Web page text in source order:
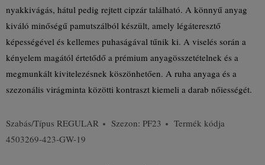
nyakkivágás, hátul pedig rejtett cipzár található. A könnyű anyag
kiváló minőségű pamutszálból készült, amely légáteresztő
képességével és kellemes puhaságával tűnik ki. A viselés során a
kényelem magától értetődő a prémium anyagösszetételnek és a
megmunkált kivitelezésnek köszönhetően. A ruha anyaga és a
szezonális virágminta közötti kontraszt kiemeli a darab nőiességét.
Szabás/Típus REGULAR Szezon: PF23
Termék kódja
4503269-423-GW-19